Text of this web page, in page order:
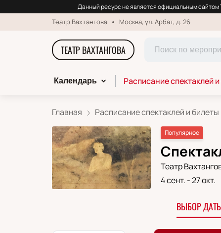
Данный ресурс не является официальным
Театр Вахтангова Москва, ул. Арбат, д. 26
ТЕАТР ВАХТАНГОВА
Календарь Расписание спектаклей
Главная Расписание спектаклей и билеты
Популярное
Театр
4 сент. -27 окт.
ВЫБОР